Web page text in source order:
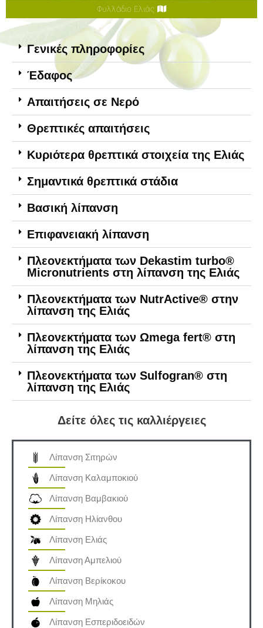
Φυλλάδιο Ελιάς
Γενικές πληροφορίες
Έδαφος
Απαιτήσεις σε Νερό
Θρεπτικές απαιτήσεις
Κυριότερα θρεπτικά στοιχεία της Ελιάς
Σημαντικά θρεπτικά στάδια
Βασική λίπανση
Επιφανειακή λίπανση
Πλεονεκτήματα των Dekastim turbo®
Micronutrients στη λίπανση της Ελιάς
Πλεονεκτήματα των NutrActive® στην
λίπανση της Ελιάς
Πλεονεκτήματα των Ωmega fert® στη
λίπανση της Ελιάς
Πλεονεκτήματα των Sulfogran® στη
λίπανση της Ελιάς
Δείτε όλες τις καλλιέργειες
Λίπανση Σιτηρών
Λίπανση Καλαμποκιού
Λίπανση Βαμβακιού
Λίπανση Ηλίανθου
Λίπανση Ελιάς
Λίπανση Αμπελιού
Λίπανση Βερίκοκου
Λίπανση Μηλιάς
Λίπανση Εσπεριδοειδών